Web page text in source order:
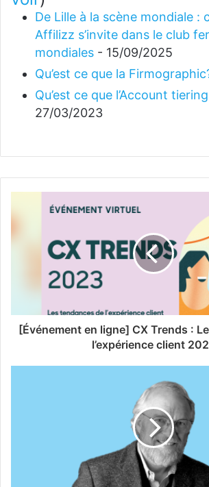
De Lille à la scène mondiale :
Affilizz s’invite dans le club
mondiales - 15/09/2025
Qu’est ce que la
Qu’est ce que l’Account
27/03/2023
[Événement en ligne] CX Trends :
l’expérience client